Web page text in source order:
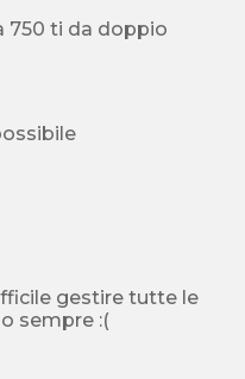
750 ti da doppio
gestire tutte le
sempre :(